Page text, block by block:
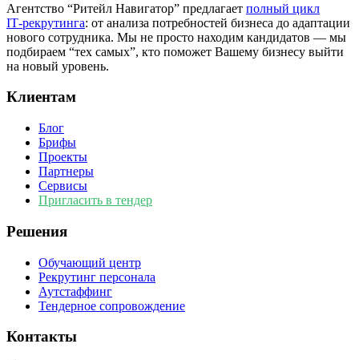
Агентство “Ритейл Навигатор” предлагает полный цикл
IT‑рекрутинга: от анализа потребностей бизнеса до адаптации
нового сотрудника. Мы не просто находим кандидатов — мы
подбираем “тех самых”, кто поможет Вашему бизнесу выйти
на новый уровень.
Клиентам
Блог
Брифы
Проекты
Партнеры
Сервисы
Пригласить в тендер
Решения
Обучающий центр
Рекрутинг персонала
Аутстаффинг
Тендерное сопровождение
Контакты